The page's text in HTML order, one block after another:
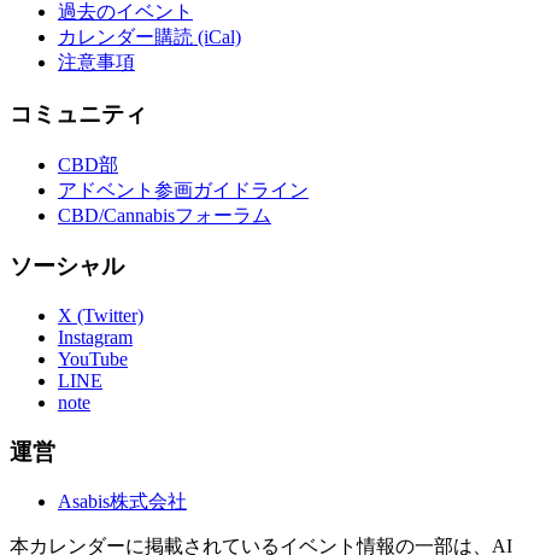
過去のイベント
カレンダー購読 (iCal)
注意事項
コミュニティ
CBD部
アドベント参画ガイドライン
CBD/Cannabisフォーラム
ソーシャル
X (Twitter)
Instagram
YouTube
LINE
note
運営
Asabis株式会社
本カレンダーに掲載されているイベント情報の一部は、AI